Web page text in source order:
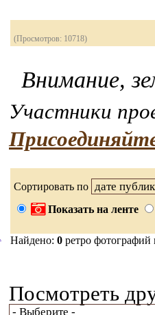
(Просмотров: 10718)
Внимание,
Участники
Сортировать по
Показать на ленте
Найдено: 0 ретро
Посмотреть